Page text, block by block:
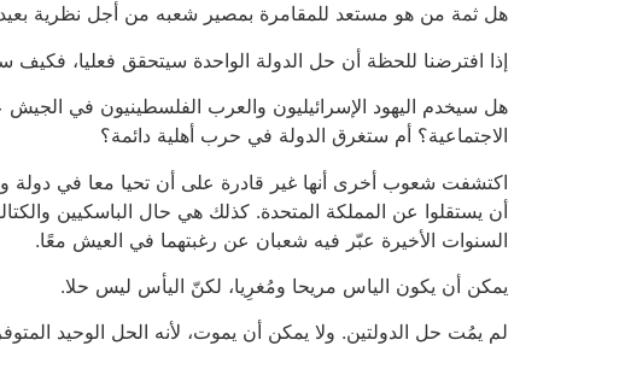
هل ثمة من هو مستعد للمقامرة بمصير شعبه من أجل نظرية
إذا افترضنا للحظة أن حل الدولة الواحدة سيتحقق فعليا، فكيف
هل سيخدم اليهود الإسرائيليون والعرب الفلسطينيون في الجيش
الاجتماعية؟ أم ستغرق الدولة في حرب أهلية دائمة؟
اكتشفت شعوب أخرى أنها غير قادرة على أن تحيا معا في دولة
أن يستقلوا عن المملكة المتحدة. كذلك هي حال الباسكيين
السنوات الأخيرة عبّر فيه شعبان عن رغبتهما في العيش معًا.
يمكن أن يكون الياس مريحا ومُغرِيا، لكنّ اليأس ليس حلا.
لم يمُت حل الدولتين. ولا يمكن أن يموت، لأنه الحل الوحيد